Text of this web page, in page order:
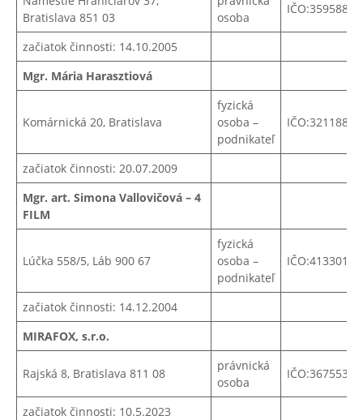
Bratislava 851 03
osoba
IČO:35958863
začiatok činnosti: 14.10.2005
Mgr. Mária Harasztiová
Komárnická 20, Bratislava
fyzická
osoba –
podnikateľ
IČO:32118821
začiatok činnosti: 20.07.2009
Mgr. art. Simona Vallovičová – 4
FILM
Lúčka 558/5, Láb 900 67
fyzická
osoba –
podnikateľ
IČO:41330145
začiatok činnosti: 14.12.2004
MIRAFOX, s.r.o.
Rajská 8, Bratislava 811 08
právnická
osoba
IČO:36755320
začiatok činnosti: 10.5.2023